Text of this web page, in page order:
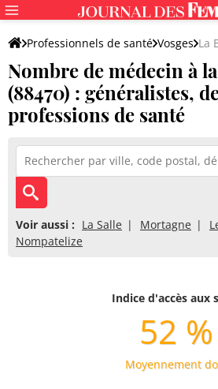
Professionnels de santé Vosges La
Nombre de médecin à
(88470) : généralistes,
professions de santé
Voir aussi : La Salle Mortagne
Nompatelize
Indice d'accès aux
52 %
Moyennement